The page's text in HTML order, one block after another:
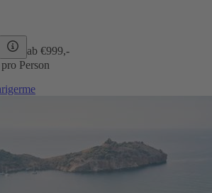
ab €999,-
Person